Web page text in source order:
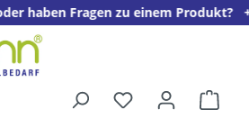
zu einem Produkt? + + + Wir